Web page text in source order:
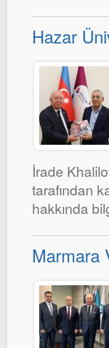
Hazar
İrade
tarafından
hakkında
Marmara